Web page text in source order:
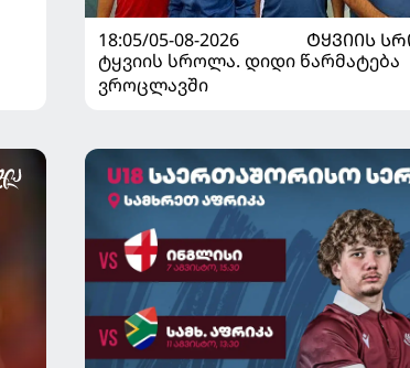
18:05/05-08-2026
ᲢᲧᲕᲘᲘᲡ
ტყვიის სროლა. დიდი წარმატება
ვროცლავში